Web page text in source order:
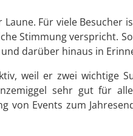
Für viele Besucher
Stimmung verspricht.
darüber hinaus in
weil er zwei wichtige
sehr gut für
von Events zum